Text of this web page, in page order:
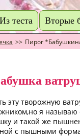
Из теста Вторые
>> Пирог
эту творожную
я
и такой же
с пышными